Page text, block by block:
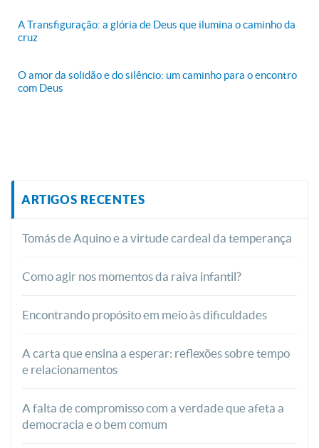
A Transfiguração: a glória de Deus que ilumina o caminho da
cruz
O amor da solidão e do silêncio: um caminho para o encontro
com Deus
ARTIGOS RECENTES
Tomás de Aquino e a virtude cardeal da temperança
Como agir nos momentos da raiva infantil?
Encontrando propósito em meio às dificuldades
A carta que ensina a esperar: reflexões sobre tempo
e relacionamentos
A falta de compromisso com a verdade que afeta a
democracia e o bem comum